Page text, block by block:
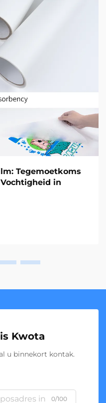
Tegemoetkoms
in
Kwota
u binnekort kontak.
0/100